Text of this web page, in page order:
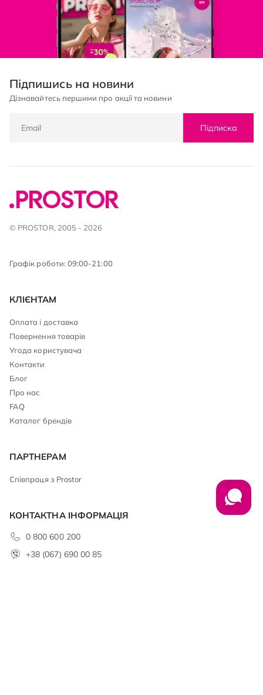
Підпишись на новини
Дізнавайтесь першими про акції та новини
Підписка
© PROSTOR, 2005 - 2026
Графік роботи: 09:00-21:00
КЛІЄНТАМ
Оплата і доставка
Повернення товарів
Угода користувача
Контакти
Блог
Про нас
FAQ
Каталог брендів
ПАРТНЕРАМ
Співпраця з Prostor
КОНТАКТНА ІНФОРМАЦІЯ
0 800 600 200
+38 (067) 690 00 85